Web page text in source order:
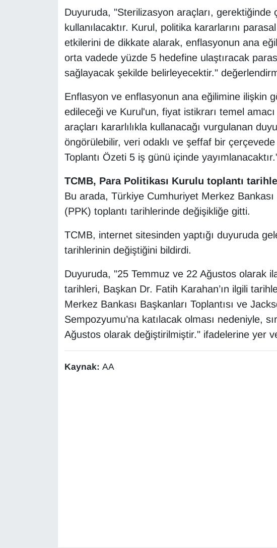
Duyuruda, "Sterilizasyon araçları, gerektiğinde
kullanılacaktır. Kurul, politika kararlarını
etkilerini de dikkate alarak, enflasyonun ana
orta vadede yüzde 5 hedefine ulaştıracak
sağlayacak şekilde belirleyecektir."
Enflasyon ve enflasyonun ana eğilimine ilişkin
edileceği ve Kurul'un, fiyat istikrarı temel
araçları kararlılıkla kullanacağı vurgulanan
öngörülebilir, veri odaklı ve şeffaf bir
Toplantı Özeti 5 iş günü içinde
TCMB, Para Politikası Kurulu toplantı
Bu arada, Türkiye Cumhuriyet Merkez
(PPK) toplantı tarihlerinde değişikliğe gitti.
TCMB, internet sitesinden yaptığı duyuruda
tarihlerinin değiştiğini bildirdi.
Duyuruda, "25 Temmuz ve 22 Ağustos olarak
tarihleri, Başkan Dr. Fatih Karahan’ın ilgili
Merkez Bankası Başkanları Toplantısı ve
Sempozyumu’na katılacak olması nedeniyle,
Ağustos olarak değiştirilmiştir." ifadelerine yer
Kaynak: AA
TEKNOLOJİ